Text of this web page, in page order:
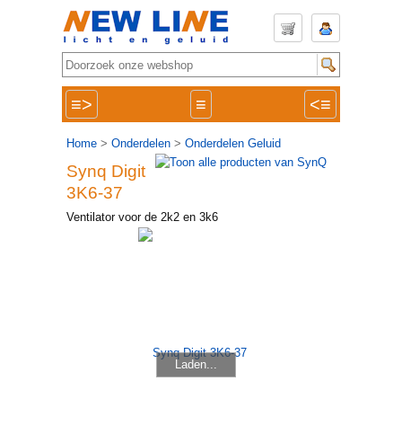
≡> ≡ <≡
Home > Onderdelen > Onderdelen Geluid
Synq Digit
3K6-37
Ventilator voor de 2k2 en 3k6
Laden...